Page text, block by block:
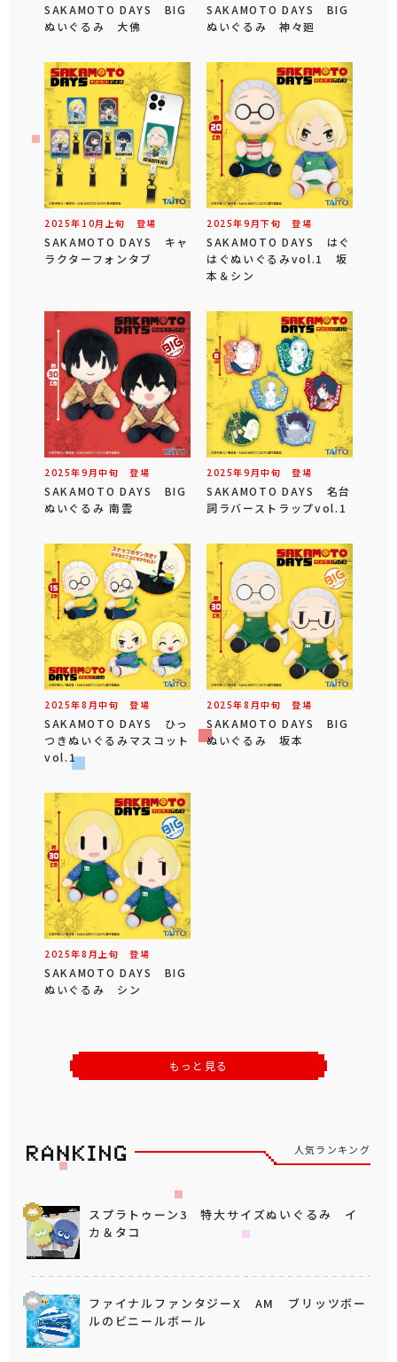
SAKAMOTO DAYS BIG
ぬいぐるみ 大佛
SAKAMOTO DAYS BIG
ぬいぐるみ 神々廻
2025年 10月 上旬 登場
SAKAMOTO DAYS キャ
ラクターフォンタブ
2025年9 月下旬 登場
SAKAMOTO DAYS はぐ
はぐぬいぐるみvol.1 坂
本＆シン
2025年9 月中旬 登場
SAKAMOTO DAYS BIG
ぬいぐるみ 南雲
2025年9 月中旬 登場
SAKAMOTO DAYS 名台
詞ラバーストラップvol.1
2025年8 月中旬 登場
SAKAMOTO DAYS ひっ
つきぬいぐるみマスコット
vol.1
2025年8 月中旬 登場
SAKAMOTO DAYS BIG
ぬいぐるみ 坂本
2025年8 月 上旬 登場
SAKAMOTO DAYS BIG
ぬいぐるみ シン
もっと見る
人気ランキング
スプラトゥーン3 特大サイズぬいぐるみ イ
カ＆タコ
ファイナルファンタジーX AM ブリッツボー
ルのビニールボール